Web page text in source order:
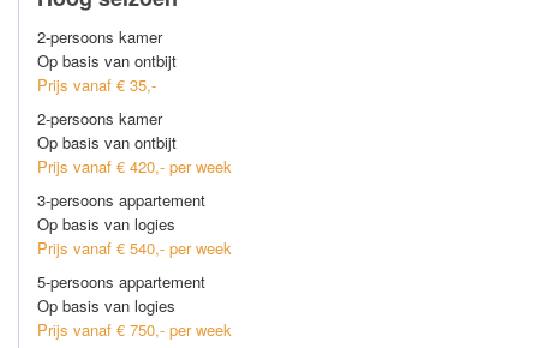
2-persoons kamer
Op basis van ontbijt
Prijs vanaf € 35,-
2-persoons kamer
Op basis van ontbijt
Prijs vanaf € 420,- per week
3-persoons appartement
Op basis van logies
Prijs vanaf € 540,- per week
5-persoons appartement
Op basis van logies
Prijs vanaf € 750,- per week